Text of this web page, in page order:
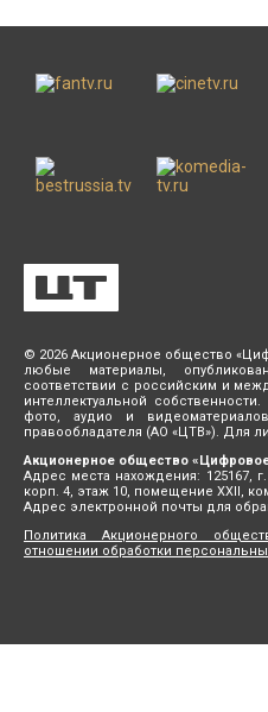
© 2026 Акционерное общество
любые материалы,
соответствии с российским и
интеллектуальной
фото, аудио и
правообладателя (АО «ЦТВ»). Для
Акционерное общество
Адрес места нахождения: 125167,
корп. 4, этаж 10, помещение XXII,
Адрес электронной почты для
Политика Акционерного
отношении обработки